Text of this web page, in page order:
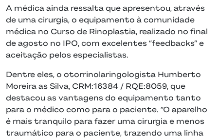
A médica ainda ressalta que apresentou, através
de uma cirurgia, o equipamento à comunidade
médica no Curso de Rinoplastia, realizado no final
de agosto no IPO, com excelentes “feedbacks” e
aceitação pelos especialistas.
Dentre eles, o otorrinolaringologista Humberto
Moreira as Silva, CRM:16384 / RQE:8059, que
destacou as vantagens do equipamento tanto
para o médico como para o paciente. “O aparelho
é mais tranquilo para fazer uma cirurgia e menos
traumático para o paciente, trazendo uma linha